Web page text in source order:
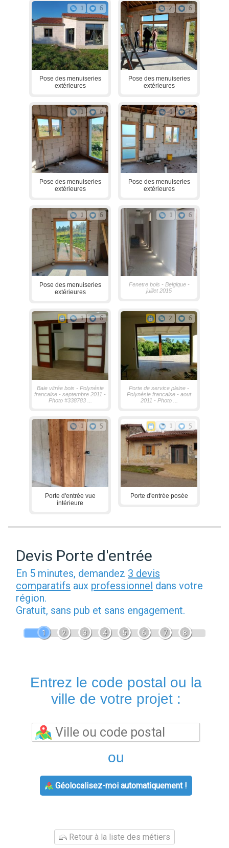
1 6
Pose des menuiseries
extérieures
2 6
Pose des menuiseries
extérieures
1 6
Pose des menuiseries
extérieures
1 6
Pose des menuiseries
extérieures
1 6
Pose des menuiseries
extérieures
1 6
Fenetre bois - Belgique -
juillet 2015
1 6
Baie vitrée bois - Polynésie
francaise - septembre 2011 -
Photo #338783 ...
2 6
Porte de service pleine -
Polynésie francaise - aout
2011 - Photo ...
1 5
Porte d'entrée vue
intérieure
1 5
Porte d'entrée posée
Devis Porte d'entrée
En 5 minutes, demandez 3 devis
comparatifs aux professionnel dans votre
région.
Gratuit, sans pub et sans engagement.
1 2 3 4 5 6 7 8
Entrez le code postal ou la
ville de votre projet :
ou
Géolocalisez-moi automatiquement !
Retour à la liste des métiers